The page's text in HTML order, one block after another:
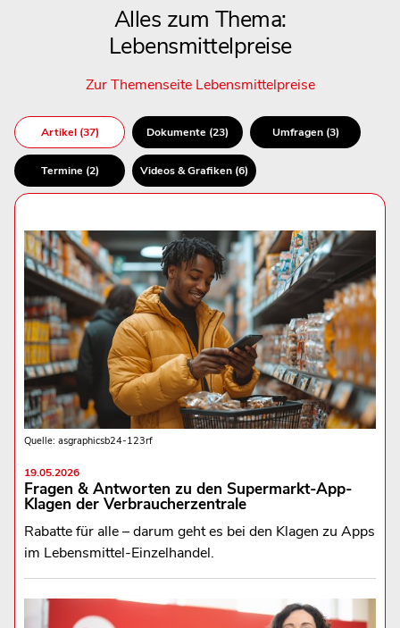
Alles zum Thema:
Lebensmittelpreise
Zur Themenseite Lebensmittelpreise
Artikel (37) Dokumente (23) Umfragen (3)
Termine (2) Videos & Grafiken (6)
Quelle: asgraphicsb24-123rf
19.05.2026
Fragen & Antworten zu den Supermarkt-App-
Klagen der Verbraucherzentrale
Rabatte für alle – darum geht es bei den Klagen zu Apps
im Lebensmittel-Einzelhandel.